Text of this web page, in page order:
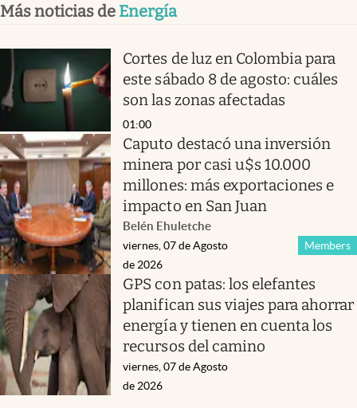
Más noticias de Energía
Cortes de luz en Colombia para
este sábado 8 de agosto: cuáles
son las zonas afectadas
01:00
Caputo destacó una inversión
minera por casi u$s 10.000
millones: más exportaciones e
impacto en San Juan
Belén Ehuletche
Members
viernes, 07 de Agosto
de 2026
GPS con patas: los elefantes
planifican sus viajes para ahorrar
energía y tienen en cuenta los
recursos del camino
viernes, 07 de Agosto
de 2026